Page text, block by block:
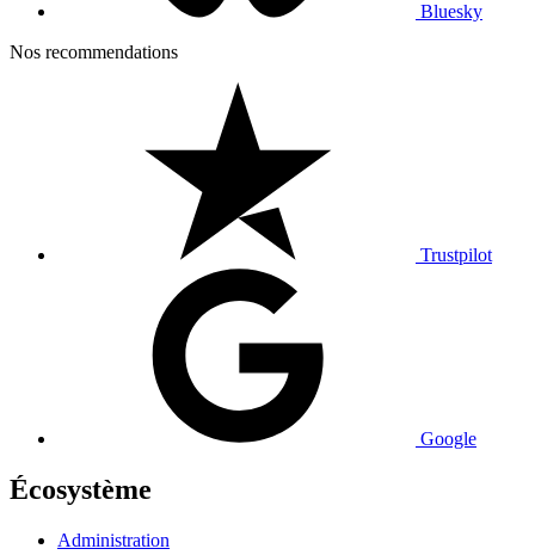
Bluesky
Nos recommendations
Trustpilot
Google
Écosystème
Administration